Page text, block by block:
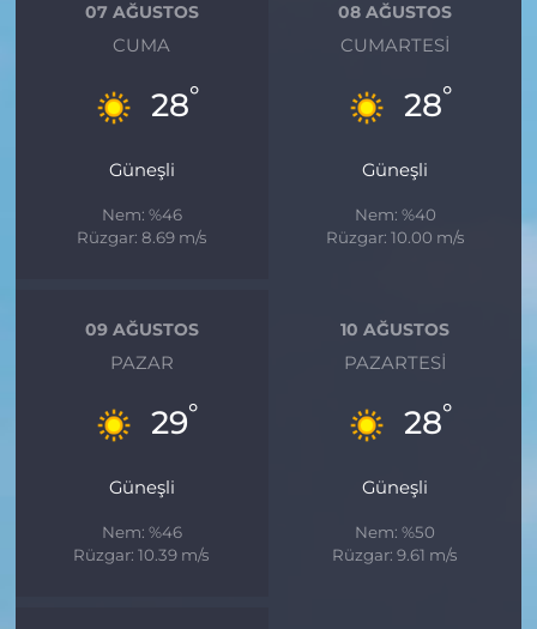
07 AĞUSTOS
CUMA
28°
Güneşli
Nem: %46
Rüzgar: 8.69 m/s
08 AĞUSTOS
CUMARTESI
28°
Güneşli
Nem: %40
Rüzgar: 10.00 m/s
09 AĞUSTOS
PAZAR
29°
Güneşli
Nem: %46
Rüzgar: 10.39 m/s
10 AĞUSTOS
PAZARTESI
28°
Güneşli
Nem: %50
Rüzgar: 9.61 m/s